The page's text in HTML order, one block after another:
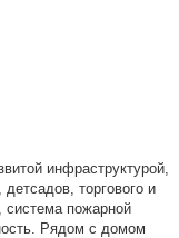
инфраструктурой,
торгового и
система пожарной
Рядом с домом